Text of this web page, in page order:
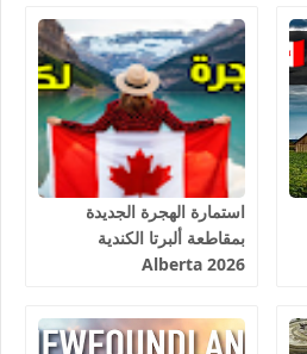
استمارة الهجرة الجديدة
بمقاطعة ألبرتا الكندية
Alberta 2026